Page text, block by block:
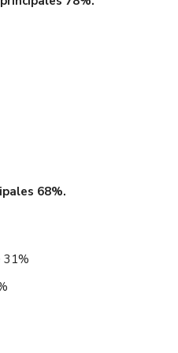
68%.
31%